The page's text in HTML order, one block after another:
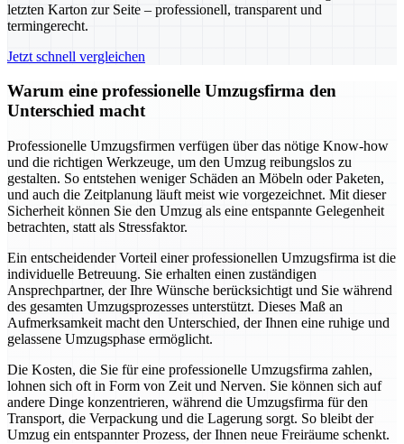
letzten Karton zur Seite – professionell, transparent und
termingerecht.
Jetzt schnell vergleichen
Warum eine professionelle Umzugsfirma den
Unterschied macht
Professionelle Umzugsfirmen verfügen über das nötige Know-how
und die richtigen Werkzeuge, um den Umzug reibungslos zu
gestalten. So entstehen weniger Schäden an Möbeln oder Paketen,
und auch die Zeitplanung läuft meist wie vorgezeichnet. Mit dieser
Sicherheit können Sie den Umzug als eine entspannte Gelegenheit
betrachten, statt als Stressfaktor.
Ein entscheidender Vorteil einer professionellen Umzugsfirma ist die
individuelle Betreuung. Sie erhalten einen zuständigen
Ansprechpartner, der Ihre Wünsche berücksichtigt und Sie während
des gesamten Umzugsprozesses unterstützt. Dieses Maß an
Aufmerksamkeit macht den Unterschied, der Ihnen eine ruhige und
gelassene Umzugsphase ermöglicht.
Die Kosten, die Sie für eine professionelle Umzugsfirma zahlen,
lohnen sich oft in Form von Zeit und Nerven. Sie können sich auf
andere Dinge konzentrieren, während die Umzugsfirma für den
Transport, die Verpackung und die Lagerung sorgt. So bleibt der
Umzug ein entspannter Prozess, der Ihnen neue Freiräume schenkt.